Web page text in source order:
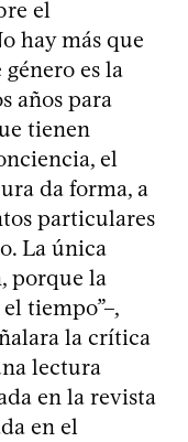
el
hay más que
es la
años para
tienen
el
da forma, a
particulares
La única
porque la
tiempo”–,
la crítica
lectura
en la revista
en el